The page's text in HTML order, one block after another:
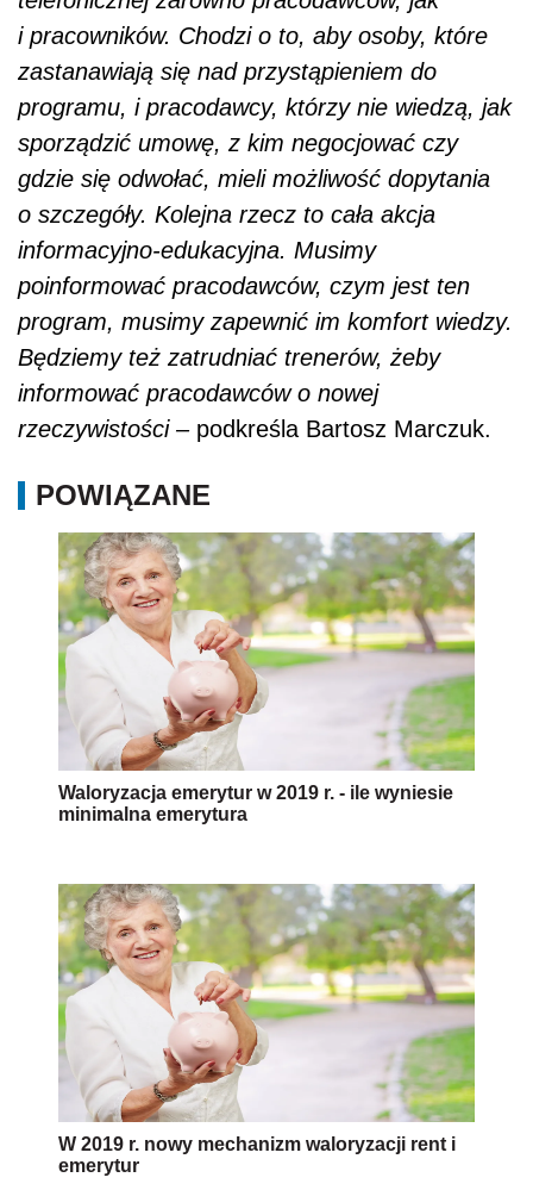
i pracowników. Chodzi o to, aby osoby, które
zastanawiają się nad przystąpieniem do
programu, i pracodawcy, którzy nie wiedzą, jak
sporządzić umowę, z kim negocjować czy
gdzie się odwołać, mieli możliwość dopytania
o szczegóły. Kolejna rzecz to cała akcja
informacyjno-edukacyjna. Musimy
poinformować pracodawców, czym jest ten
program, musimy zapewnić im komfort wiedzy.
Będziemy też zatrudniać trenerów, żeby
informować pracodawców o nowej
rzeczywistości –podkreśla Bartosz Marczuk.
POWIĄZANE
Waloryzacja emerytur w 2019 r. - ile wyniesie
minimalna emerytura
W 2019 r. nowy mechanizm waloryzacji rent i
emerytur